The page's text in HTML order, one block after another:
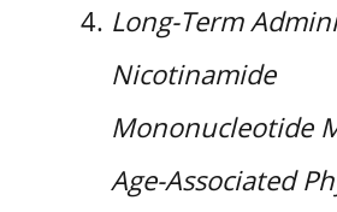
Long-Term
Nicotinamide
Mononucleotide
Age-Associated